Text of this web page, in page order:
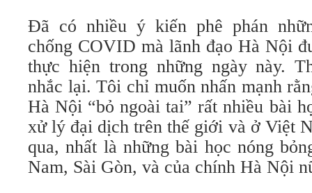
Đã có nhiều ý kiến phê phán
chống COVID mà lãnh đạo Hà Nội
thực hiện trong những ngày này.
nhắc lại. Tôi chỉ muốn nhấn mạnh
Hà Nội “bỏ ngoài tai” rất nhiều bài
xử lý đại dịch trên thế giới và ở Việt
qua, nhất là những bài học nóng
Nam, Sài Gòn, và của chính Hà Nội